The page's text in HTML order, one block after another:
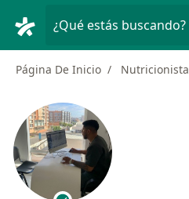
¿Qué estás buscando?
Página De Inicio Nutricionista